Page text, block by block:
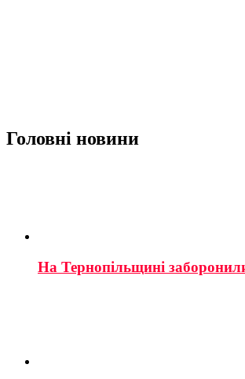
Головні новини
На Тернопільщині